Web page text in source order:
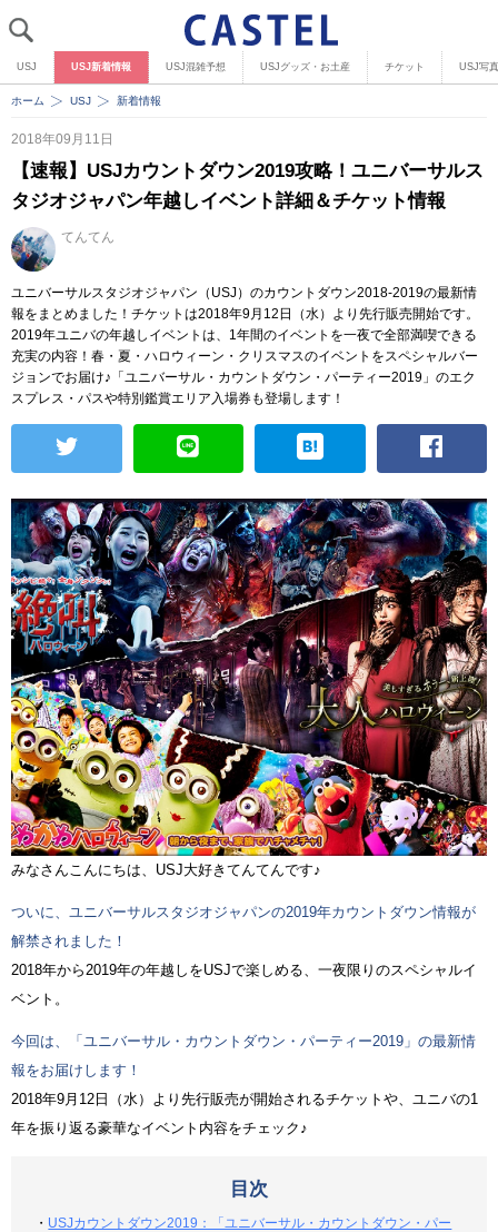
USJ USJ新着情報 USJ混雑予想 USJグッズ・お土産 チケット USJ写
ホーム USJ 新着情報
2018年09月11日
【速報】USJカウントダウン2019攻略！ユニバーサルス
タジオジャパン年越しイベント詳細＆チケット情報
てんてん
ユニバーサルスタジオジャパン（USJ）のカウントダウン2018-2019の最新情
報をまとめました！チケットは2018年9月12日（水）より先行販売開始です。
2019年ユニバの年越しイベントは、1年間のイベントを一夜で全部満喫できる
充実の内容！春・夏・ハロウィーン・クリスマスのイベントをスペシャルバー
ジョンでお届け♪「ユニバーサル・カウントダウン・パーティー2019」のエク
スプレス・パスや特別鑑賞エリア入場券も登場します！
みなさんこんにちは、USJ大好きてんてんです♪
ついに、ユニバーサルスタジオジャパンの2019年カウントダウン情報が
解禁されました！
2018年から2019年の年越しをUSJで楽しめる、一夜限りのスペシャルイ
ベント。
今回は、「ユニバーサル・カウントダウン・パーティー2019」の最新情
報をお届けします！
2018年9月12日（水）より先行販売が開始されるチケットや、ユニバの1
年を振り返る豪華なイベント内容をチェック♪
目次
・ USJカウントダウン2019：「ユニバーサル・カウントダウン・パー